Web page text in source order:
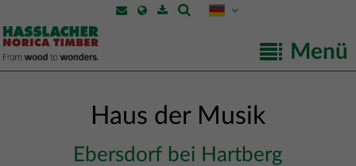
Menü
Haus der Musik
Ebersdorf bei Hartberg